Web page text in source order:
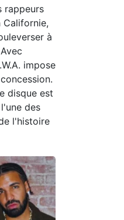
rappeurs
Californie,
à
impose
disque est
des
l'histoire